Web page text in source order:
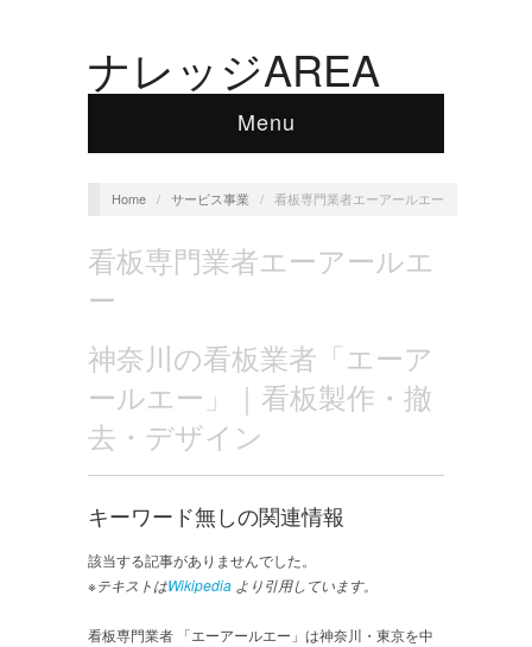
ナレッジAREA
Menu
Home / サービス事業 / 看板専門業者エーアールエー
看板専門業者エーアールエ
ー
神奈川の看板業者「エーア
ールエー」｜看板製作・撤
去・デザイン
キーワード無しの関連情報
該当する記事がありませんでした。
※テキストはWikipedia より引用しています。
看板専門業者 「エーアールエー」は神奈川・東京を中